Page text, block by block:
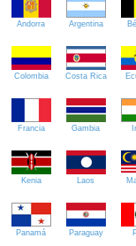
Andorra Argentina
Colombia Costa Rica
Francia Gambia
Kenia Laos
Panamá Paraguay